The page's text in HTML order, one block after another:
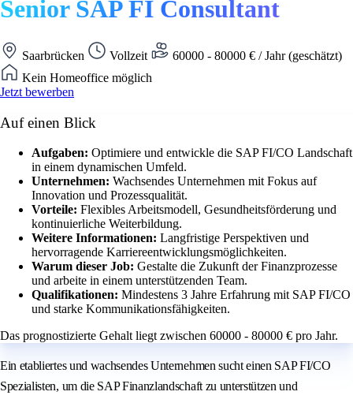
Senior SAP FI Consultant
Saarbrücken Vollzeit
60000 - 80000 € / Jahr (geschätzt)
Kein Homeoffice möglich
Jetzt bewerben
Auf einen Blick
Aufgaben: Optimiere und entwickle die SAP FI/CO Landschaft
in einem dynamischen Umfeld.
Unternehmen: Wachsendes Unternehmen mit Fokus auf
Innovation und Prozessqualität.
Vorteile: Flexibles Arbeitsmodell, Gesundheitsförderung und
kontinuierliche Weiterbildung.
Weitere Informationen: Langfristige Perspektiven und
hervorragende Karriereentwicklungsmöglichkeiten.
Warum dieser Job: Gestalte die Zukunft der Finanzprozesse
und arbeite in einem unterstützenden Team.
Qualifikationen: Mindestens 3 Jahre Erfahrung mit SAP FI/CO
und starke Kommunikationsfähigkeiten.
Das prognostizierte Gehalt liegt zwischen 60000 - 80000 € pro Jahr.
Ein etabliertes und wachsendes Unternehmen sucht einen SAP FI/CO
Spezialisten, um die SAP Finanzlandschaft zu unterstützen und